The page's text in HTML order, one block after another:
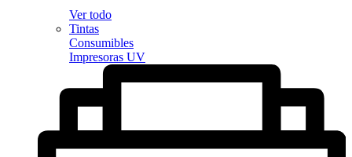
Ver todo
Tintas
Consumibles
Impresoras UV